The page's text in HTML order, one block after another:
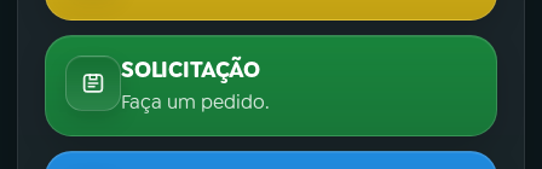
SOLICITAÇÃO
Faça um pedido.